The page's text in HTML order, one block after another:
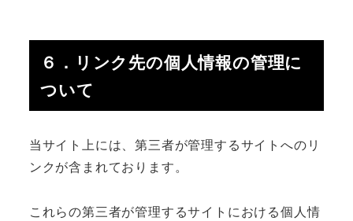
６．リンク先の個人情報の管理に
ついて
当サイト上には、第三者が管理するサイトへのリ
ンクが含まれております。
これらの第三者が管理するサイトにおける個人情